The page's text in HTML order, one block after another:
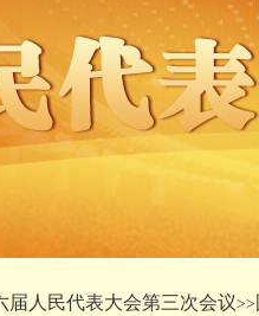
届人民代表大会第三次会议>>